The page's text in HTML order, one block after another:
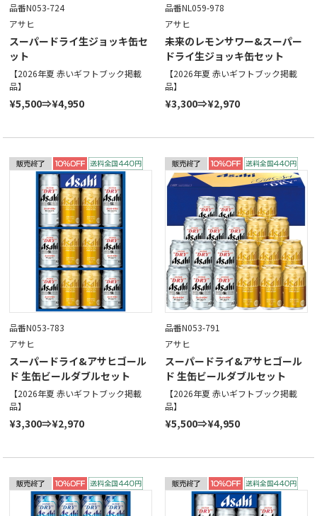
品番N053-724
アサヒ
スーパードライ生ジョッキ缶セ
ット
【2026年夏 赤いギフトブック掲載
品】
¥5,500⇒¥4,950
品番NL059-978
アサヒ
未来のレモンサワー&スーパー
ドライ生ジョッキ缶セット
【2026年夏 赤いギフトブック掲載
品】
¥3,300⇒¥2,970
品番N053-783
アサヒ
スーパードライ&アサヒゴール
ド 生缶ビールダブルセット
【2026年夏 赤いギフトブック掲載
品】
¥3,300⇒¥2,970
品番N053-791
アサヒ
スーパードライ&アサヒゴール
ド 生缶ビールダブルセット
【2026年夏 赤いギフトブック掲載
品】
¥5,500⇒¥4,950